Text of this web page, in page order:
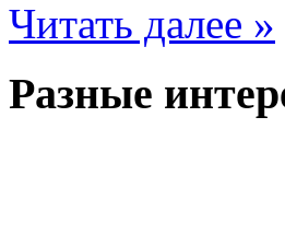
Читать далее »
Разные